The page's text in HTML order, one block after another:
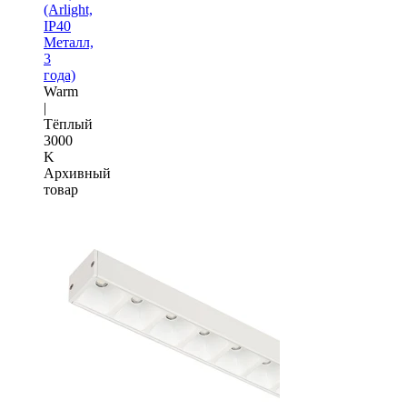
(Arlight,
IP40
Металл,
3
года)
Warm
|
Тёплый
3000
K
Архивный
товар